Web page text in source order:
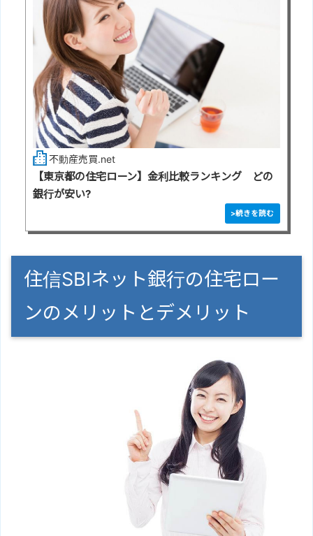
不動産売買.net
【東京都の住宅ローン】金利比較ランキング どの
銀行が安い?
住信SBIネット銀行の住宅ロー
ンのメリットとデメリット